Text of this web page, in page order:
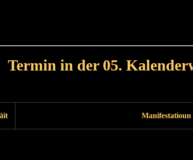
Termin in der 05.
Manifestatioun